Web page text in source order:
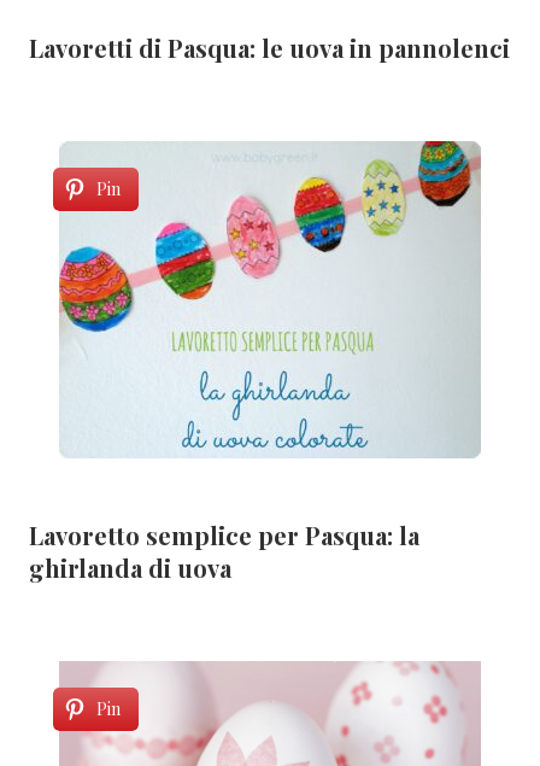
Lavoretti di Pasqua: le uova in pannolenci
Pin
Lavoretto semplice per Pasqua: la
ghirlanda di uova
Pin